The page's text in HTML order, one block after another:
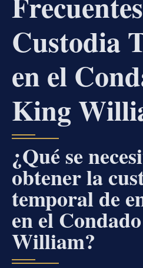
Custodia
en el
King
¿Qué se
obtener la
temporal de
en el
William?